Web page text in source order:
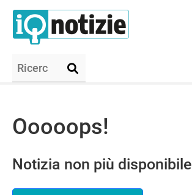
Ooooops!
Notizia non più disponibile